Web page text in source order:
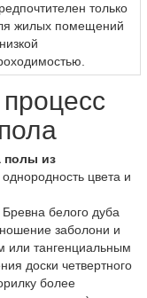
только
жилых помещений
полы из
цвета и
Бревна белого дуба
заболони и
или тангенциальным
доски четвертного
более